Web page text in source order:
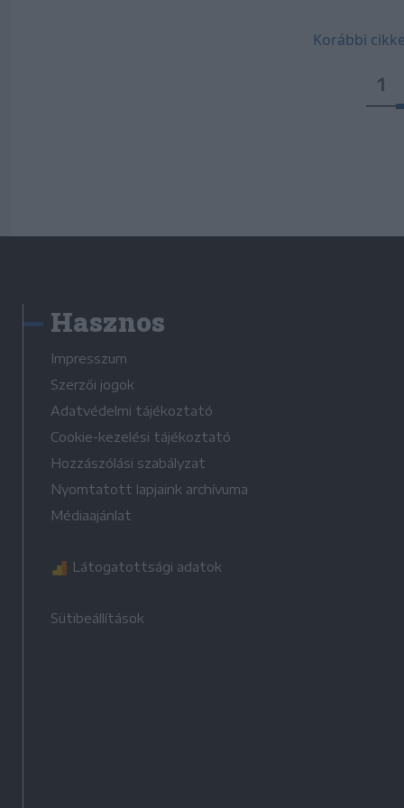
Korábbi
1
Hasznos
Impresszum
Szerzői jogok
Adatvédelmi tájékoztató
Cookie-kezelési tájékoztató
Hozzászólási szabályzat
Nyomtatott lapjaink archívuma
Médiaajánlat
Látogatottsági adatok
Sütibeállítások